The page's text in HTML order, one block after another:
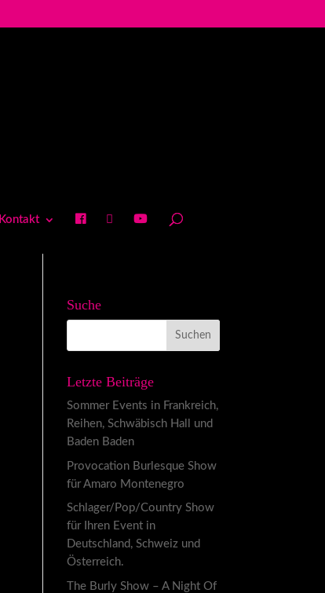
Kontakt
Suche
Letzte Beiträge
Sommer Events in Frankreich,
Reihen, Schwäbisch Hall und
Baden Baden
Provocation Burlesque Show
für Amaro Montenegro
Schlager/Pop/Country Show
für Ihren Event in
Deutschland, Schweiz und
Österreich.
The Burly Show – A Night Of